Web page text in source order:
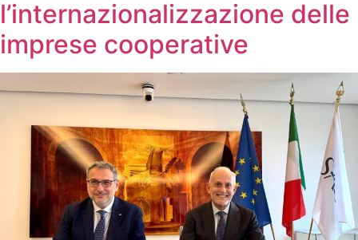
l’internazionalizzazione delle
imprese cooperative